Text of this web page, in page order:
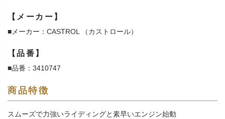
【メーカー】
■メーカー：CASTROL （カストロール）
【品番】
■品番：3410747
商品特徴
スムーズで力強いライディングと素早いエンジン始動